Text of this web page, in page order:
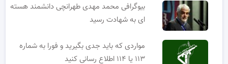
بیوگرافی محمد مهدی طهرانچی دانشمند هسته
ای به شهادت رسید
مواردی که باید جدی بگیرید و فورا به شماره
۱۱۳ یا ۱۱۴ اطلاع رسانی کنید